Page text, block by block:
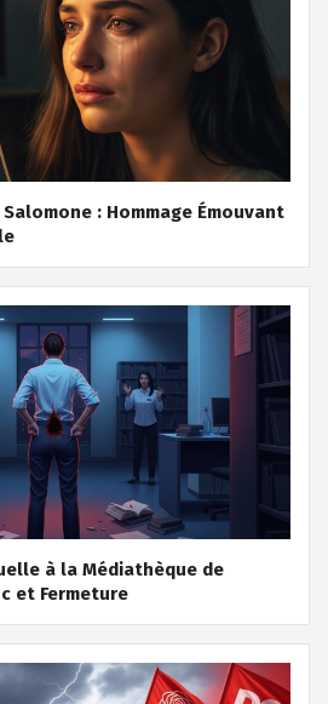
: Hommage Émouvant
à la Médiathèque de
et Fermeture